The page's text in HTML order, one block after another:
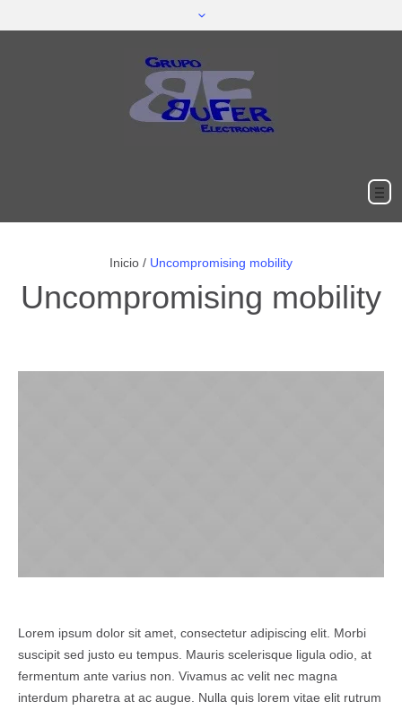
Inicio / Uncompromising mobility
Uncompromising mobility
Lorem ipsum dolor sit amet, consectetur adipiscing elit. Morbi
suscipit sed justo eu tempus. Mauris scelerisque ligula odio, at
fermentum ante varius non. Vivamus ac velit nec magna
interdum pharetra at ac augue. Nulla quis lorem vitae elit rutrum